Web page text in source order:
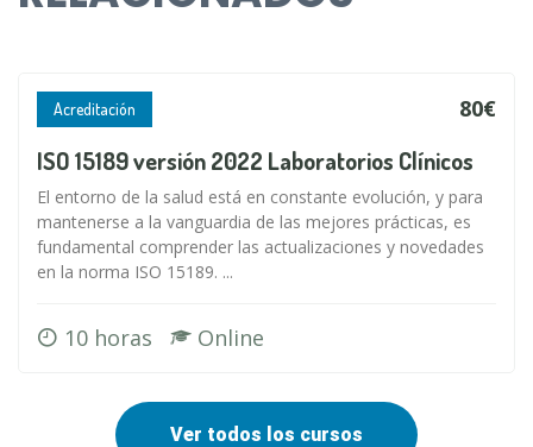
Acreditación 80€
ISO 15189 versión 2022 Laboratorios Clínicos
El entorno de la salud está en constante evolución, y para
mantenerse a la vanguardia de las mejores prácticas, es
fundamental comprender las actualizaciones y novedades
en la norma ISO 15189. ...
10 horas Online
Ver todos los cursos